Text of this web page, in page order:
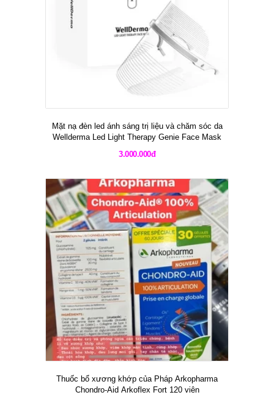
Mặt nạ đèn led ánh sáng trị liệu và chăm sóc da
Wellderma Led Light Therapy Genie Face Mask
3.000.000đ
Thuốc bổ xương khớp của Pháp Arkopharma
Chondro-Aid Arkoflex Fort 120 viên